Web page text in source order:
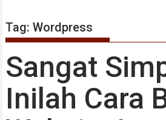
Tag:Wordpress
Sangat
Inilah Cara